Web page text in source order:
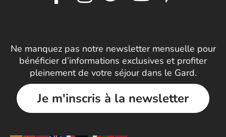
Ne manquez pas notre newsletter mensuelle pour
bénéficier d’informations exclusives et profiter
pleinement de votre séjour dans le Gard.
Je m'inscris à la newsletter